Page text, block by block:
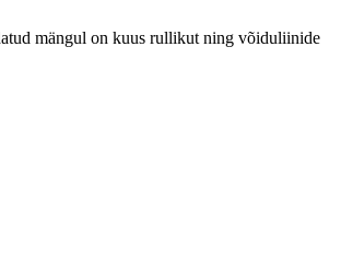
mängul on kuus rullikut ning võiduliinide